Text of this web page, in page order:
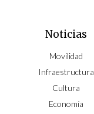
Noticias
Movilidad
Infraestructura
Cultura
Economía